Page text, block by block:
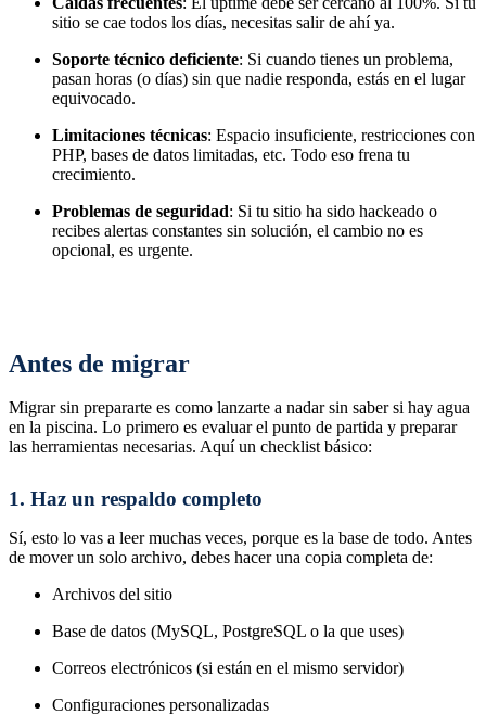
sitio se cae todos los días, necesitas salir de ahí ya.
Soporte técnico deficiente: Si cuando tienes un problema,
pasan horas (o días) sin que nadie responda, estás en el lugar
equivocado.
Limitaciones técnicas: Espacio insuficiente, restricciones con
PHP, bases de datos limitadas, etc. Todo eso frena tu
crecimiento.
Problemas de seguridad: Si tu sitio ha sido hackeado o
recibes alertas constantes sin solución, el cambio no es
opcional, es urgente.
Antes de migrar
Migrar sin prepararte es como lanzarte a nadar sin saber si hay agua
en la piscina. Lo primero es evaluar el punto de partida y preparar
las herramientas necesarias. Aquí un checklist básico:
1. Haz un respaldo completo
Sí, esto lo vas a leer muchas veces, porque es la base de todo. Antes
de mover un solo archivo, debes hacer una copia completa de:
Archivos del sitio
Base de datos (MySQL, PostgreSQL o la que uses)
Correos electrónicos (si están en el mismo servidor)
Configuraciones personalizadas